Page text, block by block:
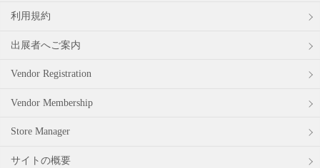
利用規約
出展者へご案内
Vendor Registration
Vendor Membership
Store Manager
サイトの概要